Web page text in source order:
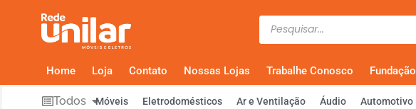
Home Loja Contato Nossas Lojas Trabalhe Conosco Fundação
Todos Móveis Eletrodomésticos Ar e Ventilação Áudio Automotivo